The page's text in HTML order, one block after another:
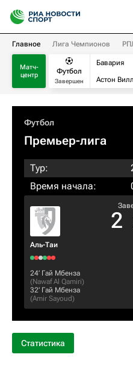
Главное Лига Чемпионов
Матч-
центр
Футбол
Завершен
Бавария
Астон
Футбол
Премьер-лига
Тур:
Время начала:
Аль-Таи
2
24‎’‎ Гай Мбенза
(Nawaf Al Qamiri)
32‎’‎ Гай Мбенза
(Amir Sayoud)
Статистика